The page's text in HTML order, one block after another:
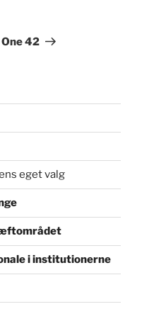
42
eget valg
i institutionerne